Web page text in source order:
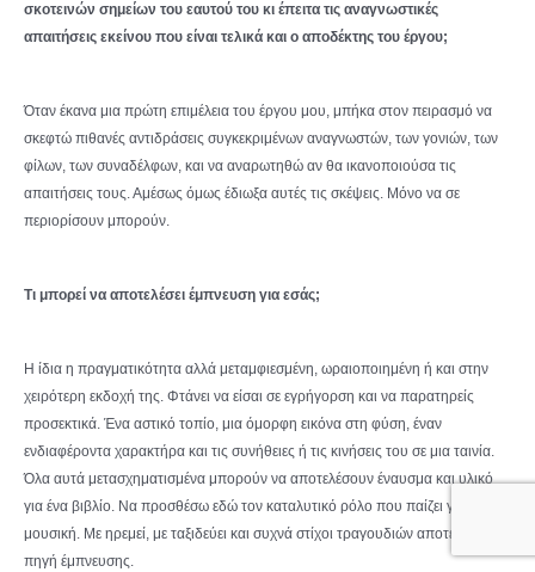
σκοτεινών σημείων του εαυτού του κι έπειτα τις αναγνωστικές
απαιτήσεις εκείνου που είναι τελικά και ο αποδέκτης του έργου;
Όταν έκανα μια πρώτη επιμέλεια του έργου μου, μπήκα στον πειρασμό να
σκεφτώ πιθανές αντιδράσεις συγκεκριμένων αναγνωστών, των γονιών, των
φίλων, των συναδέλφων, και να αναρωτηθώ αν θα ικανοποιούσα τις
απαιτήσεις τους. Αμέσως όμως έδιωξα αυτές τις σκέψεις. Μόνο να σε
περιορίσουν μπορούν.
Τι μπορεί να αποτελέσει έμπνευση για εσάς;
Η ίδια η πραγματικότητα αλλά μεταμφιεσμένη, ωραιοποιημένη ή και στην
χειρότερη εκδοχή της. Φτάνει να είσαι σε εγρήγορση και να παρατηρείς
προσεκτικά. Ένα αστικό τοπίο, μια όμορφη εικόνα στη φύση, έναν
ενδιαφέροντα χαρακτήρα και τις συνήθειες ή τις κινήσεις του σε μια ταινία.
Όλα αυτά μετασχηματισμένα μπορούν να αποτελέσουν έναυσμα και υλικό
για ένα βιβλίο. Να προσθέσω εδώ τον καταλυτικό ρόλο που παίζει για μένα η
μουσική. Με ηρεμεί, με ταξιδεύει και συχνά στίχοι τραγουδιών αποτελούν
πηγή έμπνευσης.